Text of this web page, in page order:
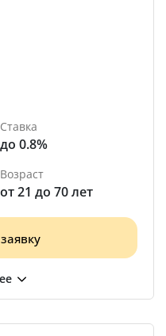
Ставка
до 0.8%
Возраст
от 21 до 70 лет